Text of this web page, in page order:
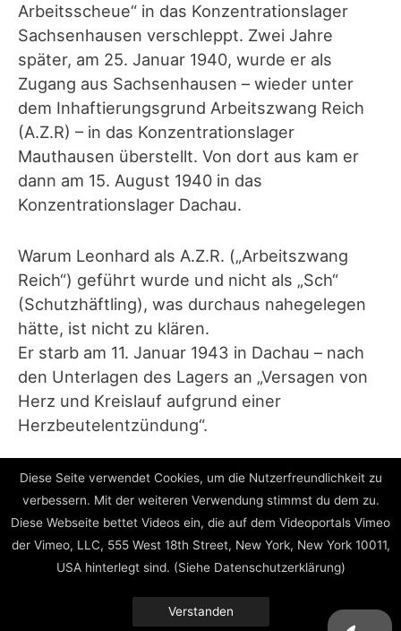
Arbeitsscheue“ in das Konzentrationslager
Sachsenhausen verschleppt. Zwei Jahre
später, am 25. Januar 1940, wurde er als
Zugang aus Sachsenhausen – wieder unter
dem Inhaftierungsgrund Arbeitszwang Reich
(A.Z.R) – in das Konzentrationslager
Mauthausen überstellt. Von dort aus kam er
dann am 15. August 1940 in das
Konzentrationslager Dachau.
Warum Leonhard als A.Z.R. („Arbeitszwang
Reich“) geführt wurde und nicht als „Sch“
(Schutzhäftling), was durchaus nahegelegen
hätte, ist nicht zu klären.
Er starb am 11. Januar 1943 in Dachau – nach
den Unterlagen des Lagers an „Versagen von
Herz und Kreislauf aufgrund einer
Herzbeutelentzündung“.
(Lisa M., Bertolt-Brecht-Schule Darmstadt)
←zurück weiter→
Impressum // Datenschutz
Diese Seite verwendet Cookies, um die Nutzerfreundlichkeit zu
verbessern. Mit der weiteren Verwendung stimmst du dem zu.
Diese Webseite bettet Videos ein, die auf dem Videoportals Vimeo
der Vimeo, LLC, 555 West 18th Street, New York, New York 10011,
USA hinterlegt sind. (Siehe Datenschutzerklärung)
Verstanden